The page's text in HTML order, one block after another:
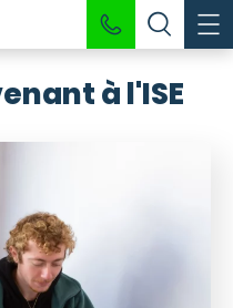
à l'ISE